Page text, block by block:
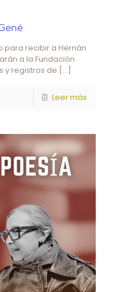
para recibir a Hernán
a la Fundación
y registros de […]
Leer más